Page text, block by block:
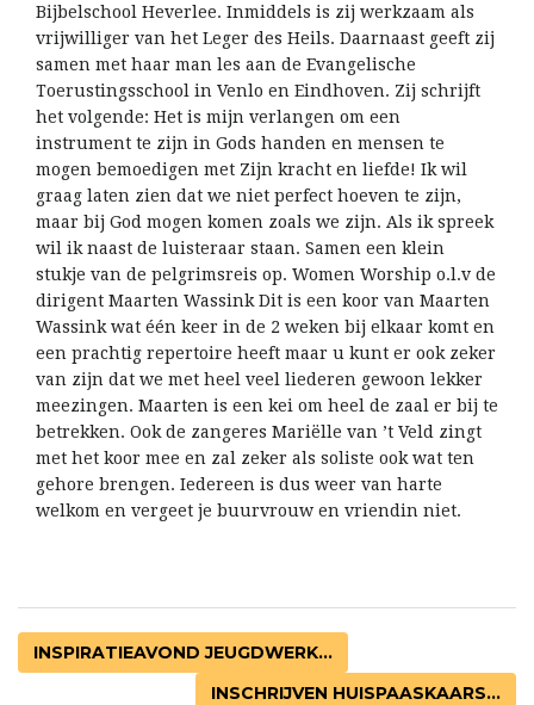
Bijbelschool Heverlee. Inmiddels is zij werkzaam als
vrijwilliger van het Leger des Heils. Daarnaast geeft zij
samen met haar man les aan de Evangelische
Toerustingsschool in Venlo en Eindhoven. Zij schrijft
het volgende: Het is mijn verlangen om een
instrument te zijn in Gods handen en mensen te
mogen bemoedigen met Zijn kracht en liefde! Ik wil
graag laten zien dat we niet perfect hoeven te zijn,
maar bij God mogen komen zoals we zijn. Als ik spreek
wil ik naast de luisteraar staan. Samen een klein
stukje van de pelgrimsreis op. Women Worship o.l.v de
dirigent Maarten Wassink Dit is een koor van Maarten
Wassink wat één keer in de 2 weken bij elkaar komt en
een prachtig repertoire heeft maar u kunt er ook zeker
van zijn dat we met heel veel liederen gewoon lekker
meezingen. Maarten is een kei om heel de zaal er bij te
betrekken. Ook de zangeres Mariëlle van ’t Veld zingt
met het koor mee en zal zeker als soliste ook wat ten
gehore brengen. Iedereen is dus weer van harte
welkom en vergeet je buurvrouw en vriendin niet.
INSPIRATIEAVOND JEUGDWERK...
INSCHRIJVEN HUISPAASKAARS...